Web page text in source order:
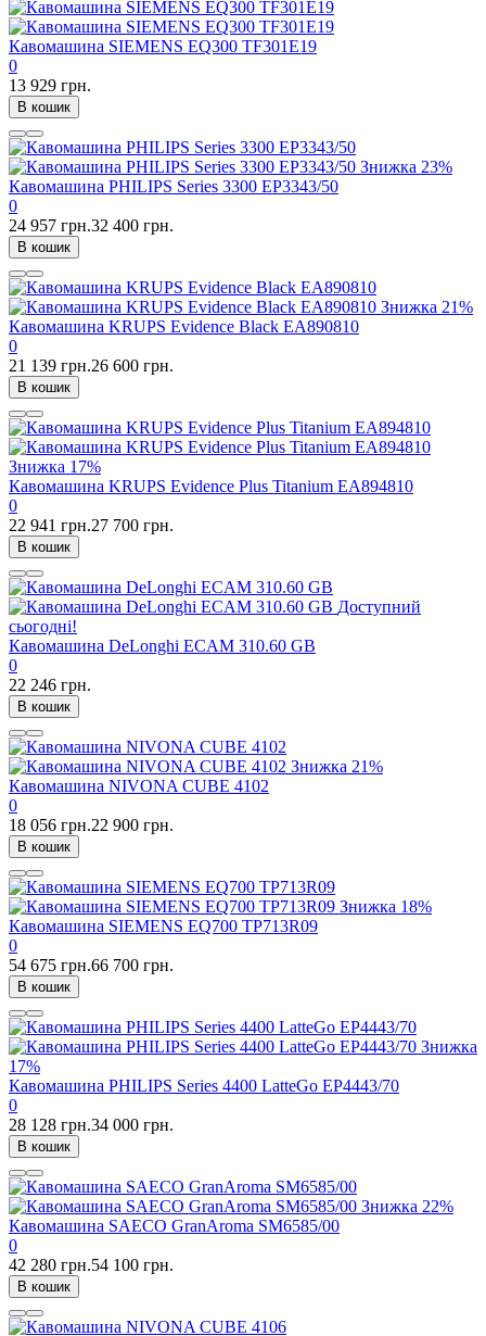
Кавомашина SIEMENS EQ300 TF301E19
0
13 929 грн.
В кошик
Знижка 23%
Кавомашина PHILIPS Series 3300 EP3343/50
0
24 957 грн.32 400 грн.
В кошик
Знижка 21%
Кавомашина KRUPS Evidence Black EA890810
0
21 139 грн.26 600 грн.
В кошик
Знижка 17%
Кавомашина KRUPS Evidence Plus Titanium EA894810
0
22 941 грн.27 700 грн.
В кошик
Доступний
сьогодні!
Кавомашина DeLonghi ECAM 310.60 GB
0
22 246 грн.
В кошик
Знижка 21%
Кавомашина NIVONA CUBE 4102
0
18 056 грн.22 900 грн.
В кошик
Знижка 18%
Кавомашина SIEMENS EQ700 TP713R09
0
54 675 грн.66 700 грн.
В кошик
Знижка
17%
Кавомашина PHILIPS Series 4400 LatteGo EP4443/70
0
28 128 грн.34 000 грн.
В кошик
Знижка 22%
Кавомашина SAECO GranAroma SM6585/00
0
42 280 грн.54 100 грн.
В кошик